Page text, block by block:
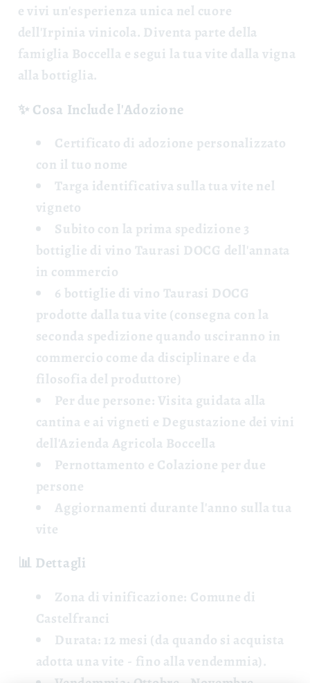
e vivi un'esperienza unica nel cuore
dell'Irpinia vinicola. Diventa parte della
famiglia Boccella e segui la tua vite dalla vigna
alla bottiglia.
✨ Cosa Include l'Adozione
Certificato di adozione personalizzato
con il tuo nome
Targa identificativasulla tua vite nel
vigneto
Subito con la prima spedizione 3
bottiglie di vino Taurasi DOCG dell'annata
in commercio
6 bottiglie di vino Taurasi DOCG
prodotte dalla tua vite (consegna con la
seconda spedizione quando usciranno in
commercio come da disciplinare e da
filosofia del produttore)
Per due persone: Visita guidata alla
cantina e ai vigneti e Degustazione dei vini
dell'Azienda Agricola Boccella
Pernottamento e Colazione per due
persone
Aggiornamenti durante l'anno sulla tua
vite
📊 Dettagli
Zona di vinificazione: Comune di
Castelfranci
Durata: 12 mesi (da quando si acquista
adotta una vite - fino alla vendemmia).